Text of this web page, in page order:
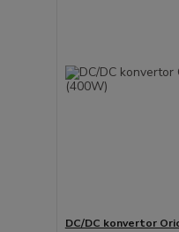
DC/DC konvertor